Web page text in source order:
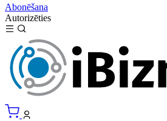
Abonēšana
Autorizēties